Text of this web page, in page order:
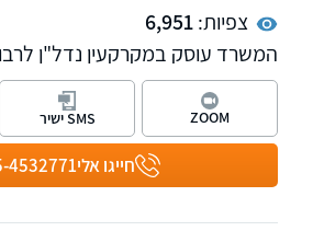
צפיות:6,951
המשרד עוסק במקרקעין נדל"ן
מכר דירה, ליקויי בניה, סכסוכי
המשרד עוסק בדיני ירושות
גרצנשטיין בוגר תוכנית
באוניברסיטה העברית בירושלים.
לקוחות באשקלון, אשדוד באר
חייגו אלי4532771
ZOOM SMS ישיר